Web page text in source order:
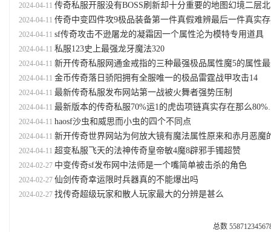
2024-04-11 传奇私服开服没有BOSS刷新却十分重要的地图幻境二层北
2024-04-11 传奇中变四件攻9极品装备第一件真假难辨最后一件真实
2024-04-11 sf传奇攻击不逊屠龙的凝霜因一个属性沦为模特专用道具
2024-04-11 私服123史上最强龙牙魔法320
2024-04-11 新开传奇私服网通金戒指的三种最强极品属性魔5的属性
2024-04-11 金币传奇落日骄阳拥有全服唯一的极品雷霆战甲攻击14
2024-04-11 最新传奇私服发布网站第一战被火舞者强势压制
2024-04-11 最新版本的传奇私服70%运1的虎齿项链真实存在那么80%运1的呢
2024-04-11 haosf沙虫和威思而小虫的四个不同点
2024-04-11 新开传奇世界网站为何放大镜有魔法属性原来和赤月恶魔的灵魂碎片有
2024-04-11 超变私服飞天的法神传奇皇帝敏4魔8辟邪手镯超赞
2024-02-27 中变传奇sf发布网中法师是一个嘴简单被击杀的角色
2024-02-27 仙剑传奇幸运限时兵器真的不能爆出吗
2024-02-27 找传奇超级玩家和散人玩家最大的分辨是甚么
总数 55871234567